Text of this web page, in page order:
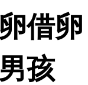
借卵
孩